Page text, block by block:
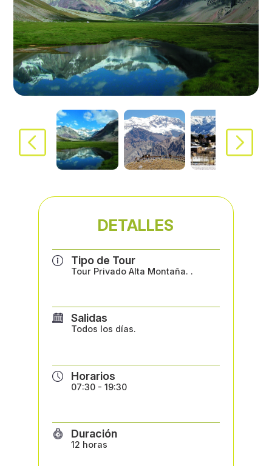
DETALLES
Tipo de Tour
Tour Privado Alta Montaña. .
Salidas
Todos los días.
Horarios
07:30 - 19:30
Duración
12 horas